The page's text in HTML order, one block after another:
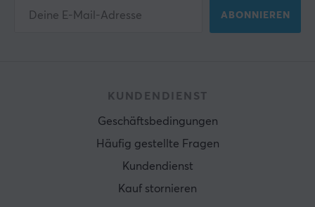
ABONNIEREN
KUNDENDIENST
Geschäftsbedingungen
Häufig gestellte Fragen
Kundendienst
Kauf stornieren